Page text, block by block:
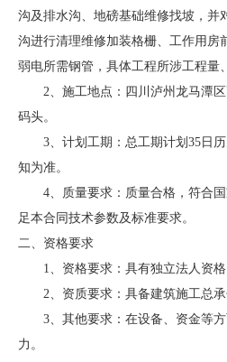
沟及排水沟、地磅基础维修找坡，并
沟进行清理维修加装格栅、工作用房
弱电所需钢管，具体工程所涉工程量
2、施工地点：四川泸州龙马潭
码头。
3、计划工期：总工期计划35日
知为准。
4、质量要求：质量合格，符合
足本合同技术参数及标准要求。
二、资格要求
1、资格要求：具有独立法人资格
2、资质要求：具备建筑施工总承
3、其他要求：在设备、资金等
力。